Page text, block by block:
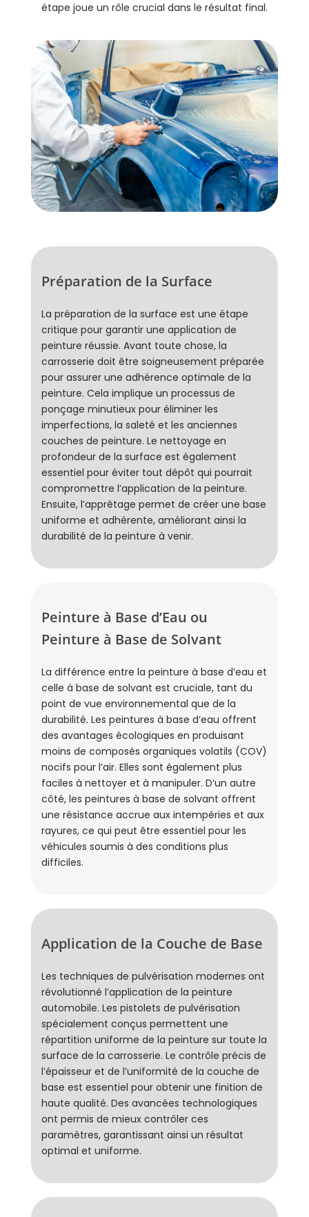
étape joue un rôle crucial dans le résultat final.
Préparation de la Surface
La préparation de la surface est une étape
critique pour garantir une application de
peinture réussie. Avant toute chose, la
carrosserie doit être soigneusement préparée
pour assurer une adhérence optimale de la
peinture. Cela implique un processus de
ponçage minutieux pour éliminer les
imperfections, la saleté et les anciennes
couches de peinture. Le nettoyage en
profondeur de la surface est également
essentiel pour éviter tout dépôt qui pourrait
compromettre l’application de la peinture.
Ensuite, l’apprêtage permet de créer une base
uniforme et adhérente, améliorant ainsi la
durabilité de la peinture à venir.
Peinture à Base d’Eau ou
Peinture à Base de Solvant
La différence entre la peinture à base d’eau et
celle à base de solvant est cruciale, tant du
point de vue environnemental que de la
durabilité. Les peintures à base d’eau offrent
des avantages écologiques en produisant
moins de composés organiques volatils (COV)
nocifs pour l’air. Elles sont également plus
faciles à nettoyer et à manipuler. D’un autre
côté, les peintures à base de solvant offrent
une résistance accrue aux intempéries et aux
rayures, ce qui peut être essentiel pour les
véhicules soumis à des conditions plus
difficiles.
Application de la Couche de Base
Les techniques de pulvérisation modernes ont
révolutionné l’application de la peinture
automobile. Les pistolets de pulvérisation
spécialement conçus permettent une
répartition uniforme de la peinture sur toute la
surface de la carrosserie. Le contrôle précis de
l’épaisseur et de l’uniformité de la couche de
base est essentiel pour obtenir une finition de
haute qualité. Des avancées technologiques
ont permis de mieux contrôler ces
paramètres, garantissant ainsi un résultat
optimal et uniforme.